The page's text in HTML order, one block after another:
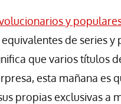
y
de series y
que varios títulos
esta mañana es
propias exclusivas a